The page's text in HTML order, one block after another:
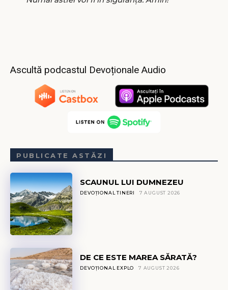
Ascultă podcastul Devoționale Audio
PUBLICATE ASTĂZI
SCAUNUL LUI DUMNEZEU
DEVOȚIONAL TINERI 7 AUGUST 2026
DE CE ESTE MAREA SĂRATĂ?
DEVOȚIONAL EXPLO 7 AUGUST 2026